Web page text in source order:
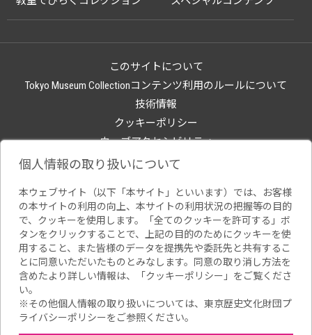
このサイトについて
Tokyo Museum Collectionコンテンツ利用のルールについて
技術情報
クッキーポリシー
ウェブアクセシビリティ
関連サイト
個人情報の取り扱いについて
本ウェブサイト（以下「本サイト」といいます）では、お客様
の本サイトの利用の向上、本サイトの利用状況の把握等の目的
で、クッキーを使用します。「全てのクッキーを許可する」ボ
タンをクリックすることで、上記の目的のためにクッキーを使
用すること、また皆様のデータを提携先や委託先と共有するこ
とに同意いただいたものとみなします。同意の取り消し方法を
含めたより詳しい情報は、「 クッキーポリシー 」をご覧くださ
い。
※その他個人情報の取り扱いについては、 東京歴史文化財団プ
ライバシーポリシーをご参照ください。